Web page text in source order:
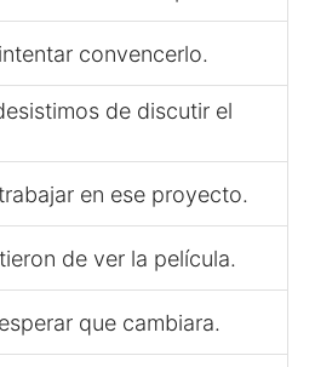
convencerlo.
de discutir el
en ese proyecto.
de ver la película.
que cambiara.